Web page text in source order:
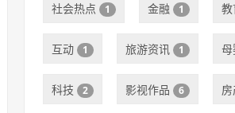
社会热点 1 金融 1
互动 1 旅游资讯 1
科技 2 影视作品 6